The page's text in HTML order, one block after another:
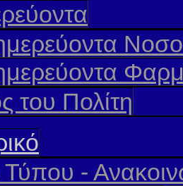
του Πολίτη
Τύπου -